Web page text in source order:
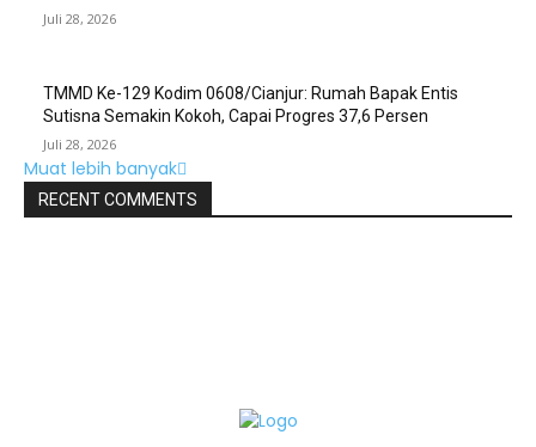
Juli 28, 2026
TMMD Ke-129 Kodim 0608/Cianjur: Rumah Bapak Entis
Sutisna Semakin Kokoh, Capai Progres 37,6 Persen
Juli 28, 2026
Muat lebih banyak
RECENT COMMENTS